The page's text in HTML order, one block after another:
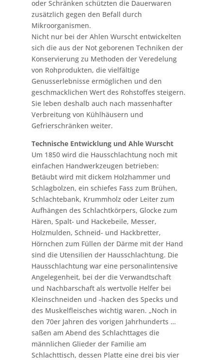
oder Schränken schützten die Dauerwaren
zusätzlich gegen den Befall durch
Mikroorganismen.
Nicht nur bei der Ahlen Wurscht entwickelten
sich die aus der Not geborenen Techniken der
Konservierung zu Methoden der Veredelung
von Rohprodukten, die vielfältige
Genusserlebnisse ermöglichen und den
geschmacklichen Wert des Rohstoffes steigern.
Sie leben deshalb auch nach massenhafter
Verbreitung von Kühlhäusern und
Gefrierschränken weiter.
Technische Entwicklung und Ahle Wurscht
Um 1850 wird die Hausschlachtung noch mit
einfachen Handwerkzeugen betrieben:
Betäubt wird mit dickem Holzhammer und
Schlagbolzen, ein schiefes Fass zum Brühen,
Schlachtebank, Krummholz oder Leiter zum
Aufhängen des Schlachtkörpers, Glocke zum
Hären, Spalt- und Hackebeile, Messer,
Holzmulden, Schneid- und Hackbretter,
Hörnchen zum Füllen der Därme mit der Hand
sind die Utensilien der Hausschlachtung. Die
Hausschlachtung war eine personalintensive
Angelegenheit, bei der die Verwandtschaft
und Nachbarschaft als wertvolle Helfer bei
Kleinschneiden und -hacken des Specks und
des Muskelfleisches wichtig waren. „Noch in
den 70er Jahren des vorigen Jahrhunderts …
saßen am Abend des Schlachttages die
männlichen Glieder der Familie am
Schlachttisch, dessen Platte eine drei bis vier